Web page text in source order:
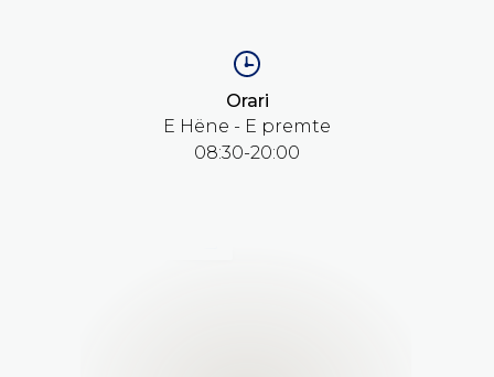
Orari
E Hëne - E premte
08:30-20:00